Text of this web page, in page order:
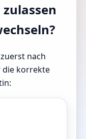
nach
die korrekte